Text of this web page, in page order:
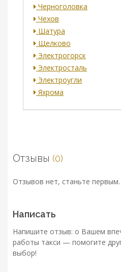
Черноголовка
Чехов
Шатура
Щелково
Электрогорск
Электросталь
Электроугли
Яхрома
Отзывы (0)
Отзывов нет, станьте первым.
Написать
Напишите отзыв: о Вашем
работы такси — помогите
выбор!